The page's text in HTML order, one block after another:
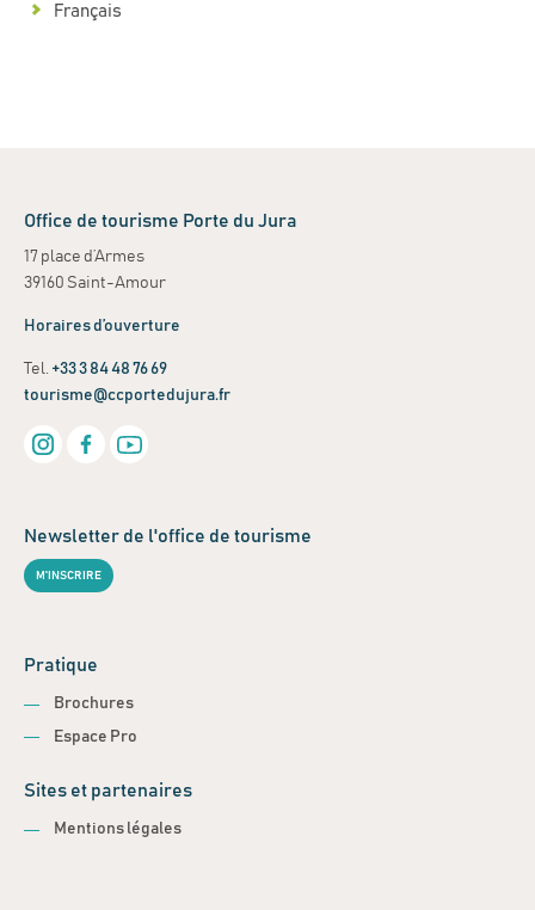
Français
Office de tourisme Porte du Jura
17 place d’Armes
39160 Saint-Amour
Horaires d’ouverture
Tel. +33 3 84 48 76 69
tourisme@ccportedujura.fr
Newsletter de l'office de tourisme
M'INSCRIRE
Pratique
Brochures
Espace Pro
Sites et partenaires
Mentions légales